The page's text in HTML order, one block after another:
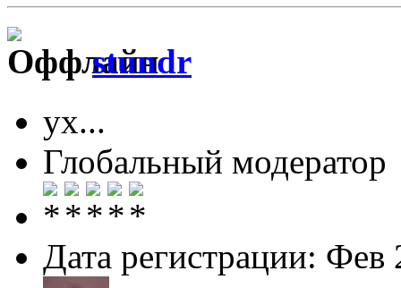
stundr
ух...
Глобальный модератор
Дата регистрации: Фев